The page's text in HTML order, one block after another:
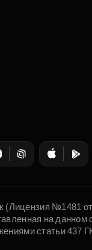
(Лицензия №1481
на данном
статьи 437